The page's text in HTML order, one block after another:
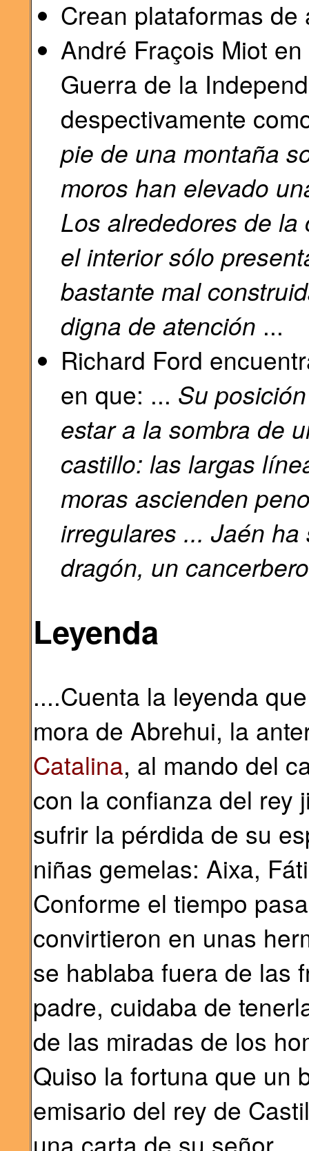
Crean plataformas de
André Fraçois Miot
Guerra de la
despectivamente
pie de una montaña
moros han elevado
Los alrededores de
el interior sólo
bastante mal
digna de atención ...
Richard Ford
en que: ... Su
estar a la sombra de
castillo: las largas
moras ascienden
irregulares ... Jaén
dragón, un
Leyenda
....Cuenta la leyenda
mora de Abrehui, la
Catalina, al mando del
con la confianza del rey
sufrir la pérdida de su
niñas gemelas: Aixa,
Conforme el tiempo
convirtieron en unas
se hablaba fuera de las
padre, cuidaba de
de las miradas de los
Quiso la fortuna que un
emisario del rey de
una carta de su señor.